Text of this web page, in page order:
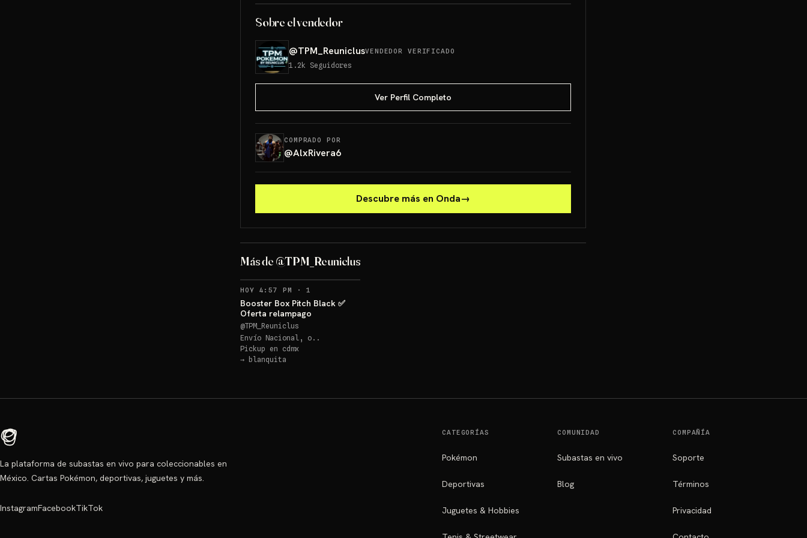
Sobre el vendedor
@TPM_ReuniclusVENDEDOR VERIFICADO
1.2k Seguidores
Ver Perfil Completo
COMPRADO POR
@AlxRivera6
Descubre más en Onda→
Más de @TPM_Reuniclus
HOY 4:57 PM ·1
Booster Box Pitch Black ✅️
Oferta relampago
@TPM_Reuniclus
Envío Nacional, o..
Pickup en cdmx
→ blanquita
La plataforma de subastas en vivo para coleccionables en
México. Cartas Pokémon, deportivas, juguetes y más.
InstagramFacebookTikTok
CATEGORÍAS
Pokémon
Deportivas
Juguetes & Hobbies
COMUNIDAD
Subastas en vivo
Blog
COMPAÑÍA
Soporte
Términos
Privacidad